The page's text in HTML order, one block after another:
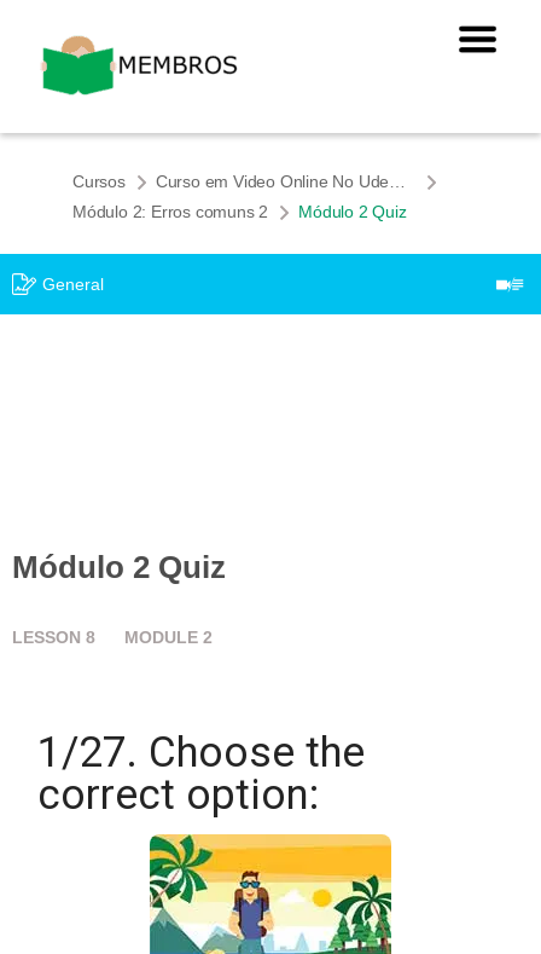
Cursos
​​Módulo 2: Erros comuns 2
Módulo 2 Quiz
General
Módulo 2 Quiz
LESSON 8 MODULE 2
1/27. Choose the
correct option: